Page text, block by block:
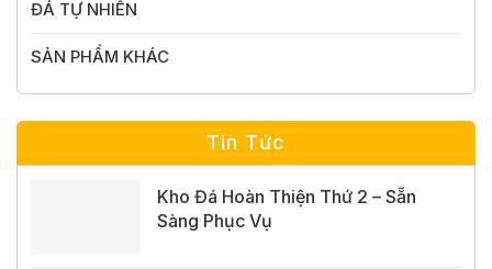
ĐÁ TỰ NHIÊN
SẢN PHẨM KHÁC
Tin Tức
Kho Đá Hoàn Thiện Thứ 2 – Sẵn
Sàng Phục Vụ